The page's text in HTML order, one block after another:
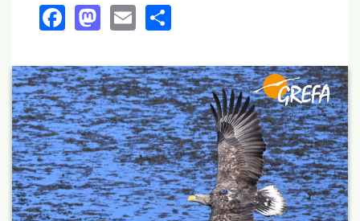
Facebook
Mastodon
Email